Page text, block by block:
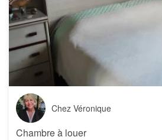
Chez Véronique
Chambre à louer